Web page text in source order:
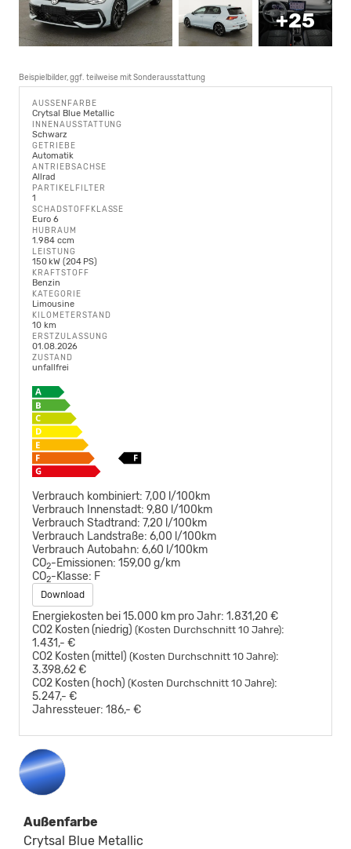
+25
Beispielbilder, ggf. teilweise mit Sonderausstattung
AUSSENFARBE
Crytsal Blue Metallic
INNENAUSSTATTUNG
Schwarz
GETRIEBE
Automatik
ANTRIEBSACHSE
Allrad
PARTIKELFILTER
1
SCHADSTOFFKLASSE
Euro 6
HUBRAUM
1.984 ccm
LEISTUNG
150 kW (204 PS)
KRAFTSTOFF
Benzin
KATEGORIE
Limousine
KILOMETERSTAND
10 km
ERSTZULASSUNG
01.08.2026
ZUSTAND
unfallfrei
Verbrauch kombiniert: 7,00 l/100km
Verbrauch Innenstadt: 9,80 l/100km
Verbrauch Stadtrand: 7,20 l/100km
Verbrauch Landstraße: 6,00 l/100km
Verbrauch Autobahn: 6,60 l/100km
CO2-Emissionen: 159,00 g/km
CO2-Klasse: F
Download
Energiekosten bei 15.000 km pro Jahr: 1.831,20 €
CO2 Kosten (niedrig) (Kosten Durchschnitt 10 Jahre):
1.431,- €
CO2 Kosten (mittel) (Kosten Durchschnitt 10 Jahre):
3.398,62 €
CO2 Kosten (hoch) (Kosten Durchschnitt 10 Jahre):
5.247,- €
Jahressteuer: 186,- €
Außenfarbe
Crytsal Blue Metallic